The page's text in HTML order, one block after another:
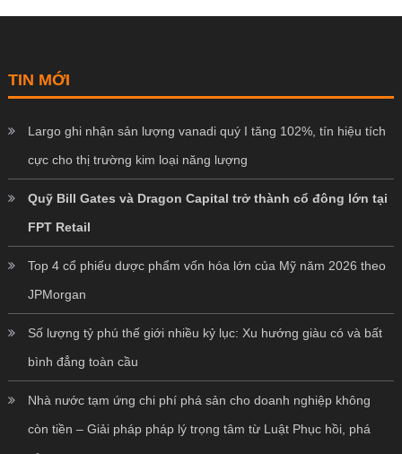
TIN MỚI
Largo ghi nhận sản lượng vanadi quý I tăng 102%, tín hiệu tích
cực cho thị trường kim loại năng lượng
Quỹ Bill Gates và Dragon Capital trở thành cổ đông lớn tại
FPT Retail
Top 4 cổ phiếu dược phẩm vốn hóa lớn của Mỹ năm 2026 theo
JPMorgan
Số lượng tỷ phú thế giới nhiều kỷ lục: Xu hướng giàu có và bất
bình đẳng toàn cầu
Nhà nước tạm ứng chi phí phá sản cho doanh nghiệp không
còn tiền – Giải pháp pháp lý trọng tâm từ Luật Phục hồi, phá